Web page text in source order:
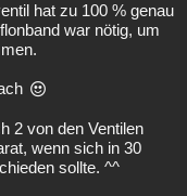
hat zu 100 % genau
war nötig, um
2 von den Ventilen
wenn sich in 30
sollte. ^^